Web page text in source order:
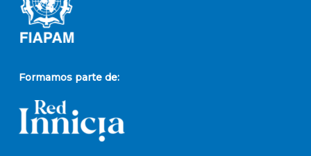
Formamos parte de: